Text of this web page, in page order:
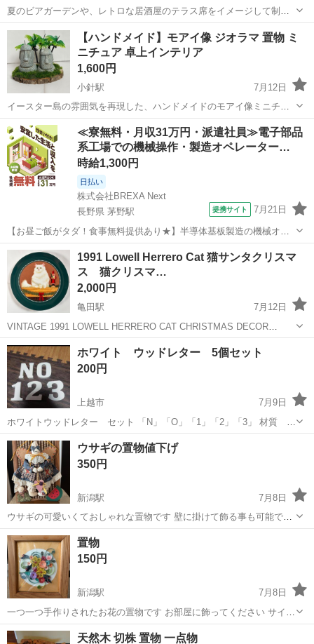
夏のビアガーデンや、レトロな居酒屋のテラス席をイメージして制作
した、ハンドメイドのミニチュアジオラマです。 切り株の自然な土台
の上に、冷えたビール2杯、おつまみの枝豆、タバコのパッケージ
（CABIN）、そして夜を彩るカラフ...
新潟 新潟市 小針駅 インテリア雑貨/小物 ジオラマ
【ハンドメイド】モアイ像 ジオラマ 置物 ミ
ニチュア 卓上インテリア
1,600円
小針駅
7月12日
イースター島の雰囲気を再現した、ハンドメイドのモアイ像ミニチュ
アジオラマです。 切り株風の土台に、リアルな質感のモアイ像2体、
ヤシの木、人工芝、白い砂をバランスよく配置して丁寧に作製しまし
た。 デスクの上や玄関のインテリア...
新潟 新潟市 小針駅 インテリア雑貨/小物
≪寮無料・月収31万円・派遣社員≫電子部品
系工場での機械操作・製造オペレーター…
時給1,300円
日払い
株式会社BREXA Next
長野県 茅野駅
提携サイト 7月21日
【お昼ご飯がタダ！食事無料提供あり★】半導体基板製造の機械オペ
レーターや検査作業！未経験活躍中★カップル＆友達同士の応募OK！
赴任旅費会社負担★嬉しい無料送迎◎正社員登用制度あり！マイカー
通勤OK！無料駐車場完備！《長野県茅...
長野 茅野市
1991 Lowell Herrero Cat 猫サンタクリスマ
ス 猫クリスマ…
2,000円
亀田駅
7月12日
VINTAGE 1991 LOWELL HERRERO CAT CHRISTMAS DECOR
CERAMIC PLATE 7 3/4" JAPAN 画像検索したところ海外で数点出品
はありましたが、日本では出品はなく珍し...
新潟 新潟市 亀田駅 インテリア雑貨/小物 サンタ
ホワイト ウッドレター 5個セット
200円
上越市
7月9日
ホワイトウッドレター セット 「N」「О」「1」「2」「3」 材質
МDF 使い方色々 工夫してご活用くださいっ サイズ感 Nで 縦10cm
横 9cm 断捨離中です。他にも色々出品してますの...
新潟 上越市 インテリア雑貨/小物
ウサギの置物値下げ
350円
新潟駅
7月8日
ウサギの可愛いくておしゃれな置物です 壁に掛けて飾る事も可能です
サイズ20✖️30㎝
新潟 新潟市 新潟駅
置物
150円
新潟駅
7月8日
一つ一つ手作りされたお花の置物です お部屋に飾ってください サイズ
16✖️18㎝
新潟 新潟市 新潟駅 インテリア雑貨/小物
天然木 切株 置物 一点物